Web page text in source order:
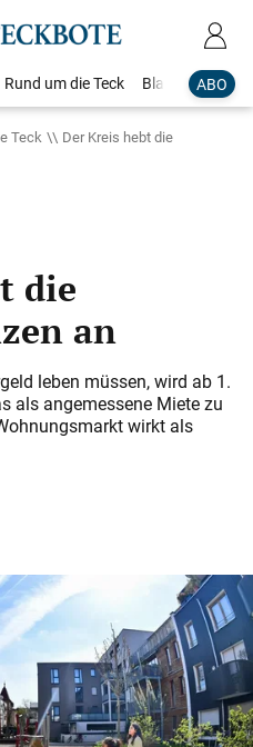
ABO
Rund um die Teck Blaulicht
Teck
Der Kreis hebt die
die
an
leben müssen, wird ab 1.
als angemessene Miete zu
wirkt als